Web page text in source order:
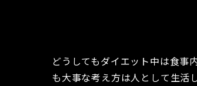
どうしてもダイエット中は食事
も大事な考え方は人として生活